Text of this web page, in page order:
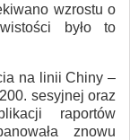
wzrostu o
było to
na linii Chiny –
sesyjnej oraz
raportów
znowu